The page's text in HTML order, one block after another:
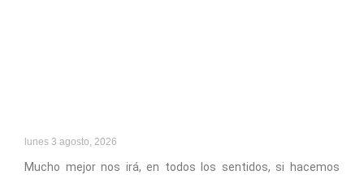
lunes 3 agosto, 2026
Mucho mejor nos irá, en todos los sentidos, si hacemos